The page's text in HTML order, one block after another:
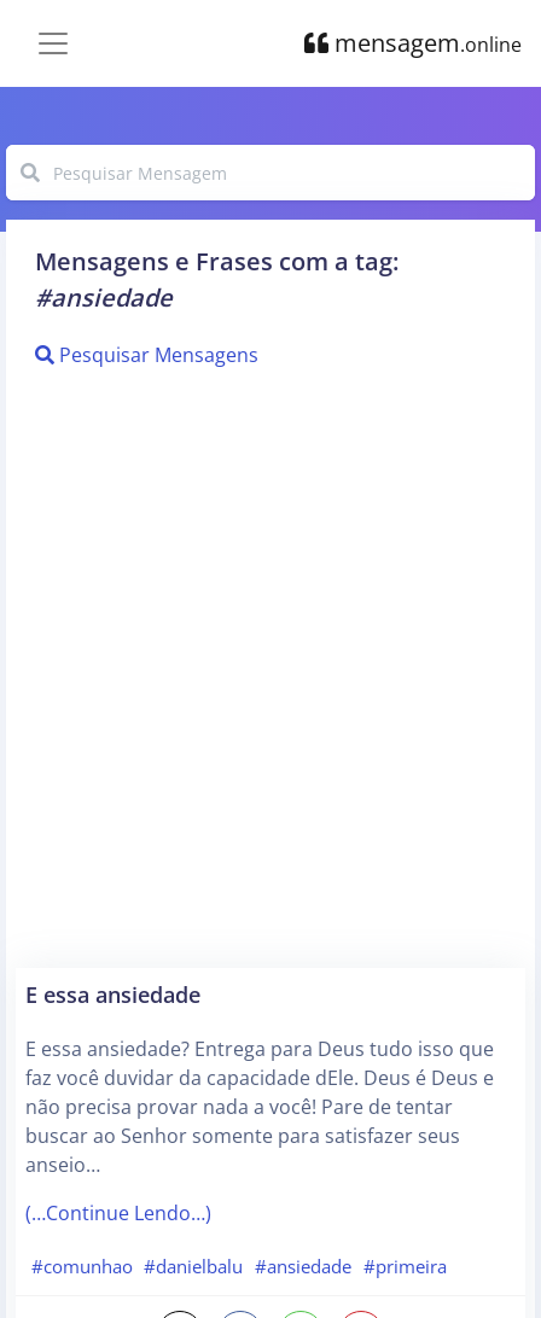
mensagem.online
Mensagens e Frases com a tag:
#ansiedade
Pesquisar Mensagens
E essa ansiedade
E essa ansiedade? Entrega para Deus tudo isso que
faz você duvidar da capacidade dEle. Deus é Deus e
não precisa provar nada a você! Pare de tentar
buscar ao Senhor somente para satisfazer seus
anseio…
(…Continue Lendo…)
#comunhao #danielbalu #ansiedade #primeira